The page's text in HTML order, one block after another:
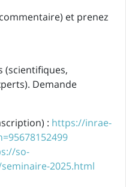
et prenez
(scientifiques,
Demande
: https://inrae-
so-
2025.html